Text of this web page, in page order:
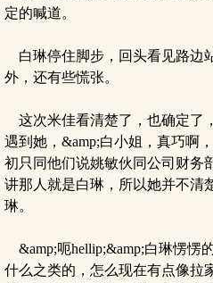
定的喊道。
白琳停住脚步，回头看见路边
外，还有些慌张。
这次米佳看清楚了，也确定了
遇到她，&amp;白小姐，真巧啊
初只同他们说姚敏伙同公司财务
讲那人就是白琳，所以她并不清
琳。
&amp;呃hellip;&amp;白琳愣愣
什么之类的，怎么现在有点像拉